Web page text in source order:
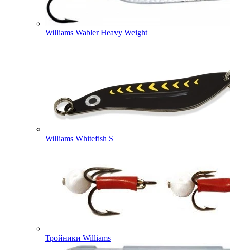
Williams Wabler Heavy Weight
Williams Whitefish S
Тройники Williams